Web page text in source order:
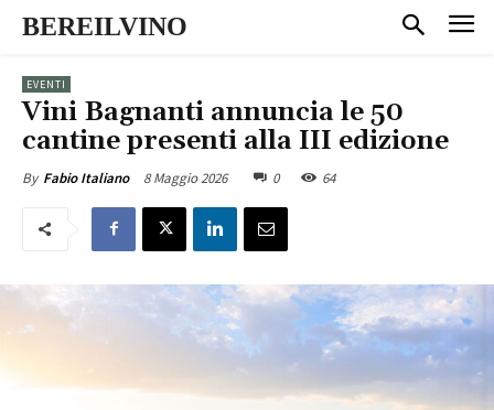
BEREILVINO
EVENTI
Vini Bagnanti annuncia le 50
cantine presenti alla III edizione
By Fabio Italiano 8 Maggio 2026 0 64